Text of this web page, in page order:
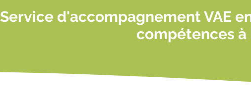
Service d'accompagnement VAE
compétences